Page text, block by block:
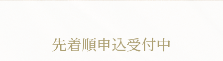
先着順申込受付中